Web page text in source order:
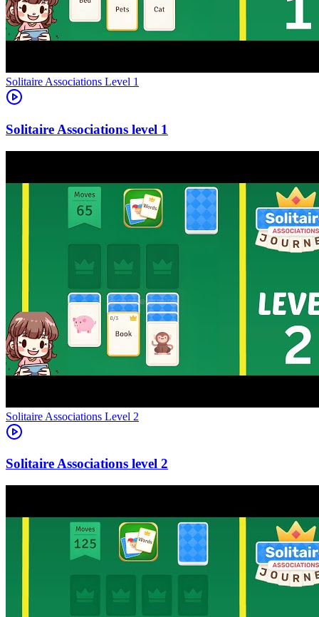
Level 1
1
Level 2
2